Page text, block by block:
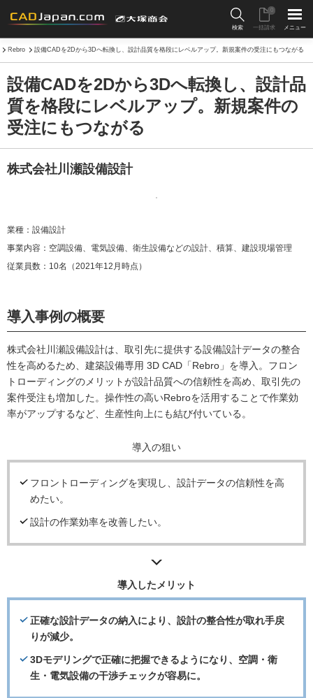
検索 一括請求
0
メニュー
Rebro 設備CADを2Dから3Dへ転換し、設計品質を格段にレベルアップ。新規案件の受注にもつながる
設備CADを2Dから3Dへ転換し、設計品
質を格段にレベルアップ。新規案件の
受注にもつながる
株式会社川瀬設備設計
業種
設備設計
事業内容
空調設備、電気設備、衛生設備などの設計、積算、建設現場管理
従業員数
10名（2021年12月時点）
導入事例の概要
株式会社川瀬設備設計は、取引先に提供する設備設計データの整合
性を高めるため、建築設備専用 3D CAD「Rebro」を導入。フロン
トローディングのメリットが設計品質への信頼性を高め、取引先の
案件受注も増加した。操作性の高いRebroを活用することで作業効
率がアップするなど、生産性向上にも結び付いている。
導入の狙い
フロントローディングを実現し、設計データの信頼性を高
めたい。
設計の作業効率を改善したい。
導入したメリット
正確な設計データの納入により、設計の整合性が取れ手戻
りが減少。
3Dモデリングで正確に把握できるようになり、空調・衛
生・電気設備の干渉チェックが容易に。